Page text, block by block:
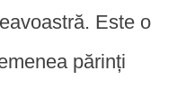
Este o
părinți